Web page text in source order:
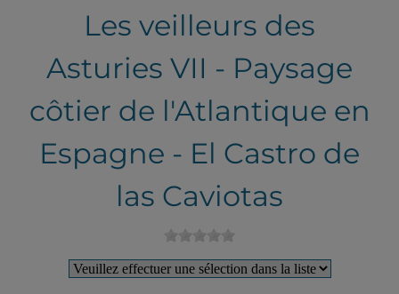
Les veilleurs des
Asturies VII - Paysage
côtier de l'Atlantique en
Espagne - El Castro de
las Caviotas